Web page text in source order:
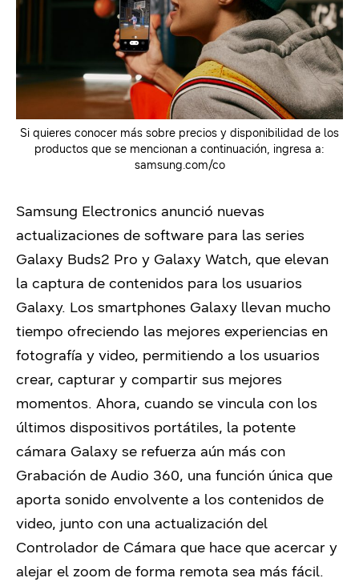
Si quieres conocer más sobre precios y disponibilidad de los
productos que se mencionan a continuación, ingresa a:
samsung.com/co
Samsung Electronics anunció nuevas
actualizaciones de software para las series
Galaxy Buds2 Pro y Galaxy Watch, que elevan
la captura de contenidos para los usuarios
Galaxy. Los smartphones Galaxy llevan mucho
tiempo ofreciendo las mejores experiencias en
fotografía y video, permitiendo a los usuarios
crear, capturar y compartir sus mejores
momentos. Ahora, cuando se vincula con los
últimos dispositivos portátiles, la potente
cámara Galaxy se refuerza aún más con
Grabación de Audio 360, una función única que
aporta sonido envolvente a los contenidos de
video, junto con una actualización del
Controlador de Cámara que hace que acercar y
alejar el zoom de forma remota sea más fácil.